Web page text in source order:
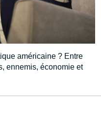
américaine ? Entre
ennemis, économie et